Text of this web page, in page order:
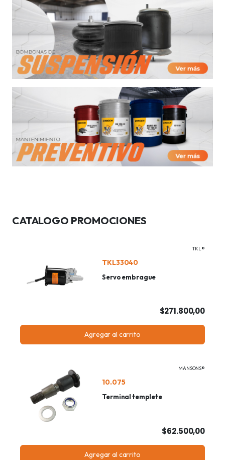
CATALOGO PROMOCIONES
TKL®
TKL33040
Servo embrague
$271.800,00
Agregar al carrito
MANSONS®
10.075
Terminal templete
$62.500,00
Agregar al carrito